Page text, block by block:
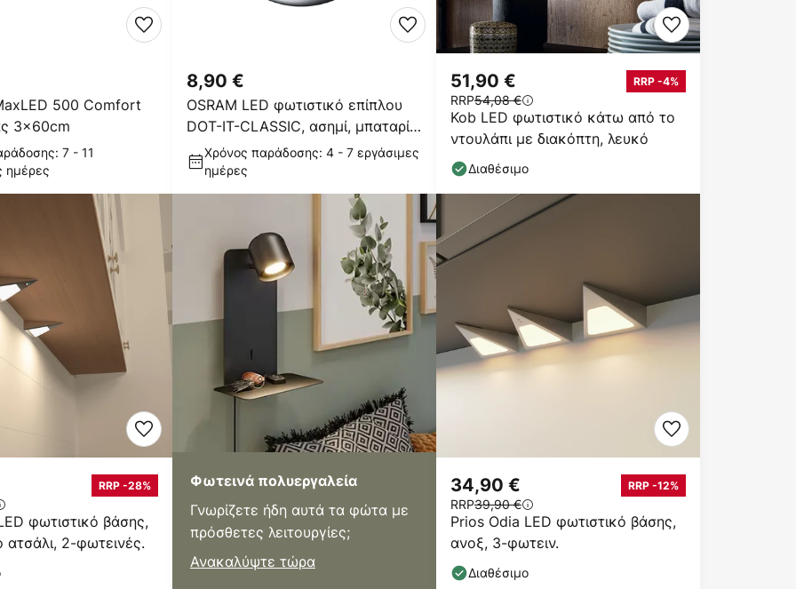
500 Comfort
3x60cm
7 - 11
ημέρες
OSRAM LED φωτιστικό επίπλου
DOT-IT-CLASSIC, ασημί, μπαταρία,
ρυθμιζόμενο
8,90 €
Χρόνος παράδοσης: 4 - 7 εργάσιμες
ημέρες
Kob LED φωτιστικό κάτω από το
ντουλάπι με διακόπτη, λευκό
51,90 € RRP -4%
RRP54,08 €
Διαθέσιμο
φωτιστικό βάσης,
ατσάλι, 2-φωτεινές.
RRP -28% Φωτεινά πολυεργαλεία
Γνωρίζετε ήδη αυτά τα φώτα με
πρόσθετες λειτουργίες;
Ανακαλύψτε τώρα
Prios Odia LED φωτιστικό βάσης,
ανοξ, 3-φωτειν.
34,90 € RRP -12%
RRP39,90 €
Διαθέσιμο